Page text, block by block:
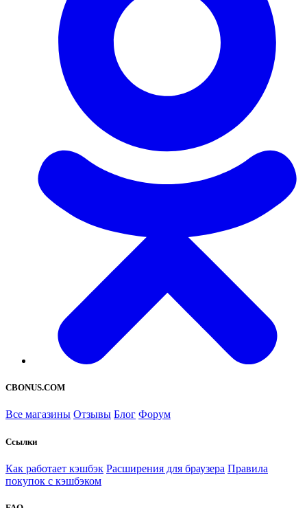
CBONUS.COM
Все магазины Отзывы Блог Форум
Ссылки
Как работает кэшбэк Расширения для браузера Правила
покупок с кэшбэком